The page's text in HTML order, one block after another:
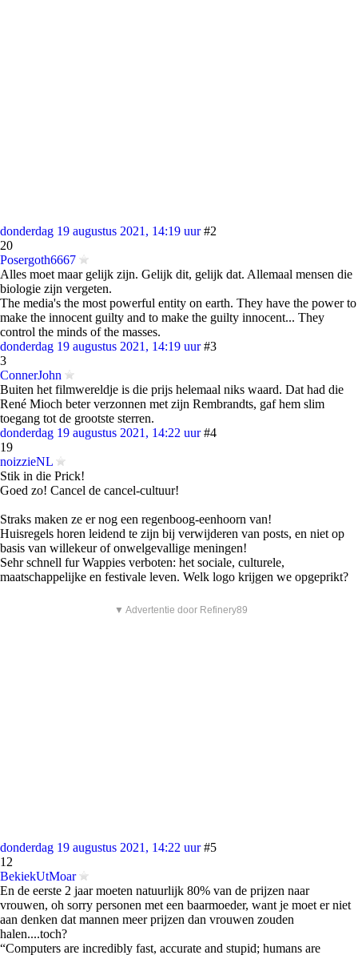
donderdag 19 augustus 2021, 14:19 uur #2
20
Posergoth6667
Alles moet maar gelijk zijn. Gelijk dit, gelijk dat. Allemaal mensen die
biologie zijn vergeten.
The media's the most powerful entity on earth. They have the power to
make the innocent guilty and to make the guilty innocent... They
control the minds of the masses.
donderdag 19 augustus 2021, 14:19 uur #3
3
ConnerJohn
Buiten het filmwereldje is die prijs helemaal niks waard. Dat had die
René Mioch beter verzonnen met zijn Rembrandts, gaf hem slim
toegang tot de grootste sterren.
donderdag 19 augustus 2021, 14:22 uur #4
19
noizzieNL
Stik in die Prick!
Goed zo! Cancel de cancel-cultuur!
Straks maken ze er nog een regenboog-eenhoorn van!
Huisregels horen leidend te zijn bij verwijderen van posts, en niet op
basis van willekeur of onwelgevallige meningen!
Sehr schnell fur Wappies verboten: het sociale, culturele,
maatschappelijke en festivale leven. Welk logo krijgen we opgeprikt?
▼ Advertentie door Refinery89
donderdag 19 augustus 2021, 14:22 uur #5
12
BekiekUtMoar
En de eerste 2 jaar moeten natuurlijk 80% van de prijzen naar
vrouwen, oh sorry personen met een baarmoeder, want je moet er niet
aan denken dat mannen meer prijzen dan vrouwen zouden
halen....toch?
“Computers are incredibly fast, accurate and stupid; humans are